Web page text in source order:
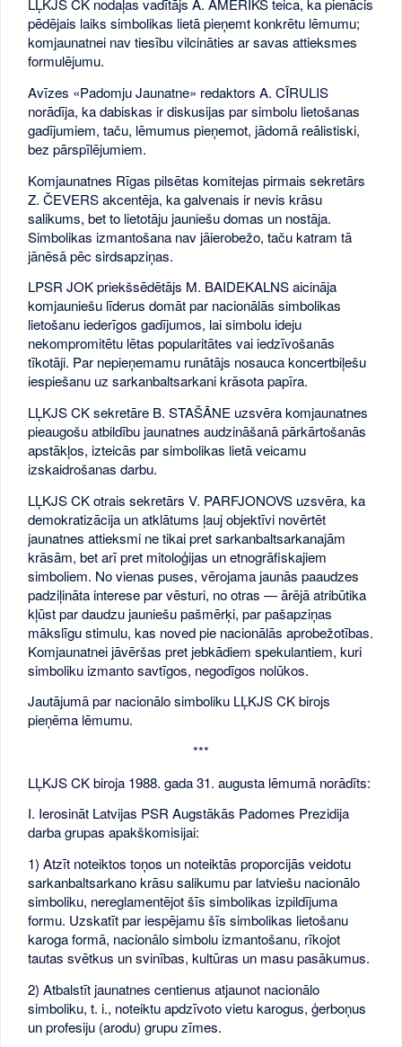
LĻKJS CK nodaļas vadītājs A. AMERIKS teica, ka pienācis
pēdējais laiks simbolikas lietā pieņemt konkrētu lēmumu;
komjaunatnei nav tiesību vilcināties ar savas attieksmes
formulējumu.
Avīzes «Padomju Jaunatne» redaktors A. CĪRULIS
norādīja, ka dabiskas ir diskusijas par simbolu lietošanas
gadījumiem, taču, lēmumus pieņemot, jādomā reālistiski,
bez pārspīlējumiem.
Komjaunatnes Rīgas pilsētas komitejas pirmais sekretārs
Z. ČEVERS akcentēja, ka galvenais ir nevis krāsu
salikums, bet to lietotāju jauniešu domas un nostāja.
Simbolikas izmantošana nav jāierobežo, taču katram tā
jānēsā pēc sirdsapziņas.
LPSR JOK priekšsēdētājs M. BAIDEKALNS aicināja
komjauniešu līderus domāt par nacionālās simbolikas
lietošanu iederīgos gadījumos, lai simbolu ideju
nekompromitētu lētas popularitātes vai iedzīvošanās
tīkotāji. Par nepieņemamu runātājs nosauca koncertbiļešu
iespiešanu uz sarkanbaltsarkani krāsota papīra.
LĻKJS CK sekretāre B. STAŠĀNE uzsvēra komjaunatnes
pieaugošu atbildību jaunatnes audzināšanā pārkārtošanās
apstākļos, izteicās par simbolikas lietā veicamu
izskaidrošanas darbu.
LĻKJS CK otrais sekretārs V. PARFJONOVS uzsvēra, ka
demokratizācija un atklātums ļauj objektīvi novērtēt
jaunatnes attieksmi ne tikai pret sarkanbaltsarkanajām
krāsām, bet arī pret mitoloģijas un etnogrāfiskajiem
simboliem. No vienas puses, vērojama jaunās paaudzes
padziļināta interese par vēsturi, no otras — ārējā atribūtika
kļūst par daudzu jauniešu pašmērķi, par pašapziņas
mākslīgu stimulu, kas noved pie nacionālās aprobežotības.
Komjaunatnei jāvēršas pret jebkādiem spekulantiem, kuri
simboliku izmanto savtīgos, negodīgos nolūkos.
Jautājumā par nacionālo simboliku LĻKJS CK birojs
pieņēma lēmumu.
***
LĻKJS CK biroja 1988. gada 31. augusta lēmumā norādīts:
I. Ierosināt Latvijas PSR Augstākās Padomes Prezidija
darba grupas apakškomisijai:
1) Atzīt noteiktos toņos un noteiktās proporcijās veidotu
sarkanbaltsarkano krāsu salikumu par latviešu nacionālo
simboliku, nereglamentējot šīs simbolikas izpildījuma
formu. Uzskatīt par iespējamu šīs simbolikas lietošanu
karoga formā, nacionālo simbolu izmantošanu, rīkojot
tautas svētkus un svinības, kultūras un masu pasākumus.
2) Atbalstīt jaunatnes centienus atjaunot nacionālo
simboliku, t. i., noteiktu apdzīvoto vietu karogus, ģerboņus
un profesiju (arodu) grupu zīmes.